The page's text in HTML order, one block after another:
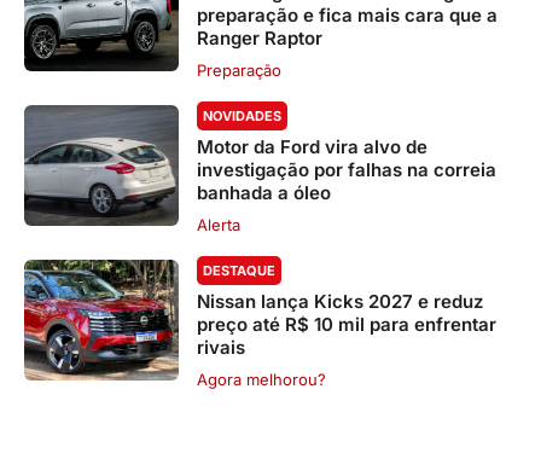
preparação e fica mais cara que a
Ranger Raptor
Preparação
NOVIDADES
Motor da Ford vira alvo de
investigação por falhas na correia
banhada a óleo
Alerta
DESTAQUE
Nissan lança Kicks 2027 e reduz
preço até R$ 10 mil para enfrentar
rivais
Agora melhorou?